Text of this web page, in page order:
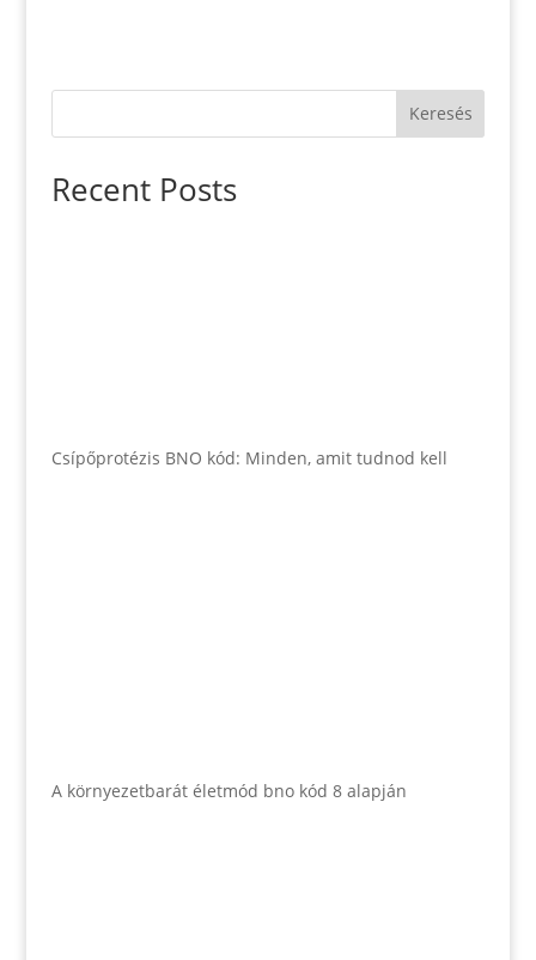
Keresés
Recent Posts
Csípőprotézis BNO kód: Minden, amit tudnod kell
A környezetbarát életmód bno kód 8 alapján